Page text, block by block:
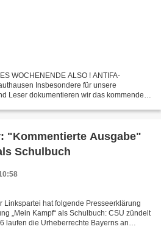
WOCHENENDE ALSO ! ANTIFA-
Insbesondere für unsere
Leser dokumentieren wir das kommende
"Kommentierte Ausgabe"
Schulbuch
Linkspartei hat folgende Presseerklärung
„Mein Kampf“ als Schulbuch: CSU zündelt
laufen die Urheberrechte Bayerns an